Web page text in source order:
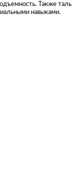
Также таль
навыками.